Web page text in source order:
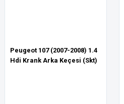
Peugeot 107 (2007-2008) 1.4
Hdi Krank Arka Keçesi (Skt)